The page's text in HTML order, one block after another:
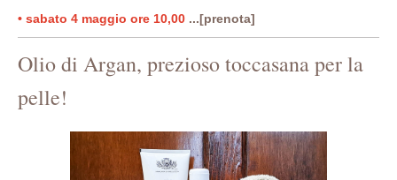
• sabato 4 maggio ore 10,00 ...[prenota]
Olio di Argan, prezioso toccasana per la
pelle!